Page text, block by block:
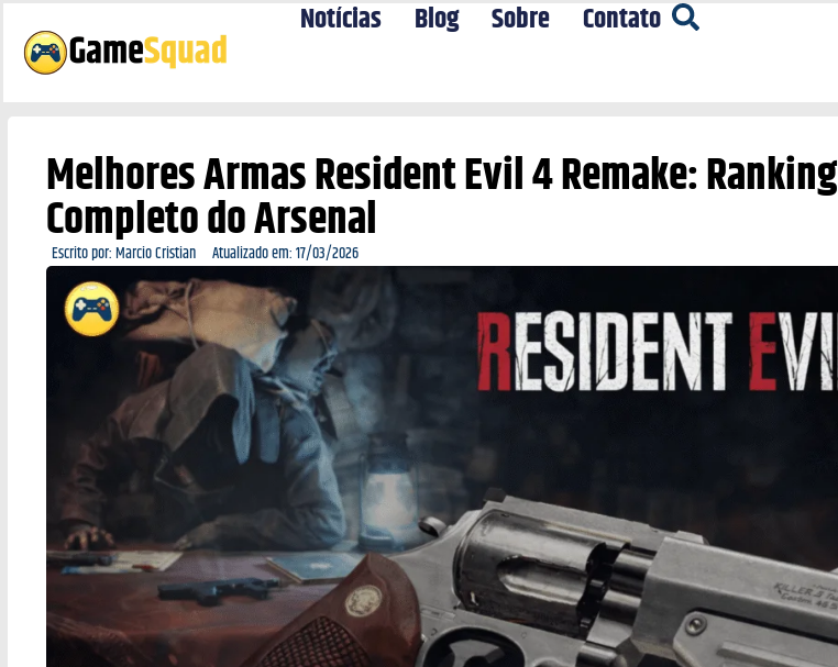
Notícias Blog Sobre Contato
Melhores Armas Resident Evil 4 Remake: Ranking
Completo do Arsenal
Escrito por:Marcio Cristian Atualizado em:17/03/2026